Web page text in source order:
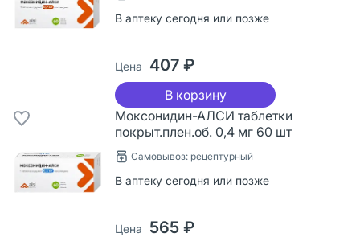
В аптеку сегодня или позже
Цена 407 ₽
В корзину
Моксонидин-АЛСИ таблетки
покрыт.плен.об. 0,4 мг 60 шт
Самовывоз: рецептурный
В аптеку сегодня или позже
Цена 565 ₽